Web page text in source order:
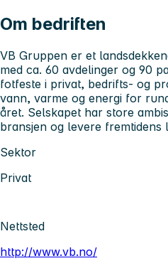
Om bedriften
VB Gruppen er et
med ca. 60 avdelinger og 90
fotfeste i privat, bedrifts- og
vann, varme og energi for
året. Selskapet har store
bransjen og levere fremtidens
Sektor
Privat
Nettsted
http://www.vb.no/